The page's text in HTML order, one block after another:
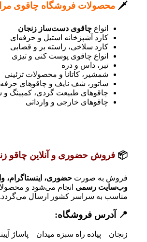
محصولات فروشگاه چاقوی مرادی:
انواع
چاقوی دست‌ساز زنجان
کارد آشپزخانه استیل و حرفه‌ای
کارد سلاخی، راسته بر و قصابی
انواع چاقوی پوست کنی و تیزی
تبر، داس و دره
شمشیر، کاتانا و محصولات تزئینی
ساتور، شف نایف و چاقوهای حرفه‌ای
چاقوهای طبیعت گردی، کمپینگ و
چاقوهای خارجی و وارداتی
فروش حضوری و آنلاین چاقو زنجان
فروش به صورتحضوری، اینستاگرام،
وب‌سایت رسمی انجام می‌شود و محصولات با
مناسب به سراسر کشور ارسال می‌گردد.
📍 آدرس فروشگاه:
زنجان – پیاده راه سبزه میدان – پاساژ آیینه –